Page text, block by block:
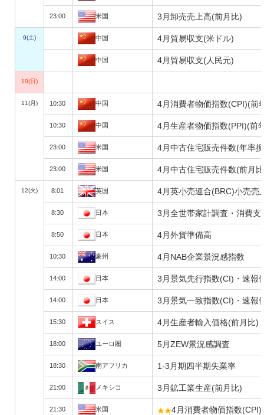
23:00 米国 3月卸売売上高(前月比)
9(土) 中国 4月貿易収支(米ドル)
中国 4月貿易収支(人民元)
10(日)
11(月) 10:30 中国 4月消費者物価指数(CPI)(前
10:30 中国 4月生産者物価指数(PPI)(前
23:00 米国 4月中古住宅販売件数(年率
23:00 米国 4月中古住宅販売件数(前月
12(火) 8:01 英国 4月英小売連合(BRC)小売
8:30 日本 3月全世帯家計調査・消費
8:50 日本 4月外貨準備高
10:30 豪州 4月NAB企業景況感指数
14:00 日本 3月景気先行指数(CI)・速報
14:00 日本 3月景気一致指数(CI)・速報
15:30 スイス 4月生産者輸入価格(前月比)
18:00 ユーロ圏 5月ZEW景況感調査
18:30 南アフリカ 1-3月期四半期失業率
21:00 メキシコ 3月鉱工業生産(前月比)
21:30 米国 4月消費者物価指数